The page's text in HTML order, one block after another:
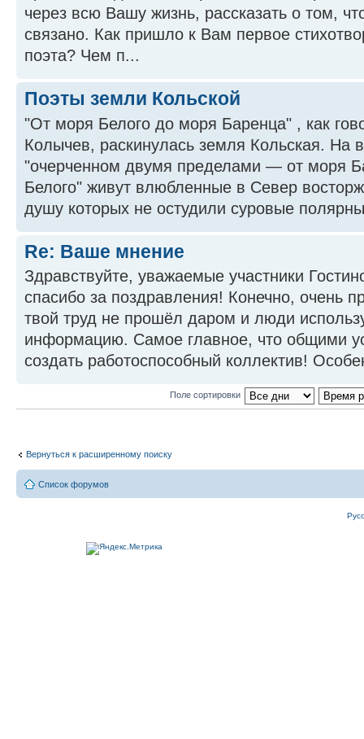
через всю Вашу жизнь, рассказать о том,
связано. Как пришло к Вам первое
поэта? Чем п...
Поэты земли Кольской
"От моря Белого до моря Баренца" , как
Колычев, раскинулась земля Кольская. На
"очерченном двумя пределами — от моря
Белого" живут влюбленные в Север
душу которых не остудили суровые
Re: Ваше мнение
Здравствуйте, уважаемые участники
спасибо за поздравления! Конечно, очень
твой труд не прошёл даром и люди
информацию. Самое главное, что общими
создать работоспособный коллектив!
Поле сортировки
Вернуться к расширенному поиску
Список форумов